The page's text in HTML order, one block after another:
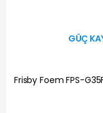
GÜÇ
Frisby Foem FPS-